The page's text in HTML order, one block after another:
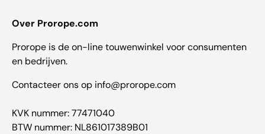
Over Prorope.com
Prorope is de on-line touwenwinkel voor consumenten
en bedrijven.
Contacteer ons op info@prorope.com
KVK nummer: 77471040
BTW nummer: NL861017389B01